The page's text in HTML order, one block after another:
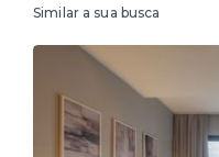
Similar a sua busca